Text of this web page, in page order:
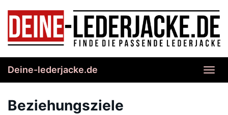
content
Deine-lederjacke.de
Beziehungsziele